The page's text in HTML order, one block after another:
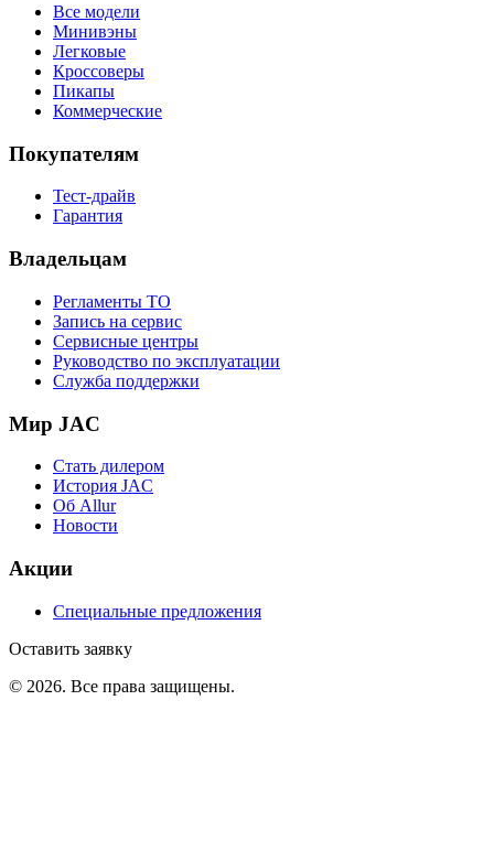
Все модели
Минивэны
Легковые
Кроссоверы
Пикапы
Коммерческие
Покупателям
Тест-драйв
Гарантия
Владельцам
Регламенты ТО
Запись на сервис
Сервисные центры
Руководство по эксплуатации
Служба поддержки
Мир JAC
Стать дилером
История JAC
Об Allur
Новости
Акции
Специальные предложения
Оставить заявку
© 2026. Все права защищены.